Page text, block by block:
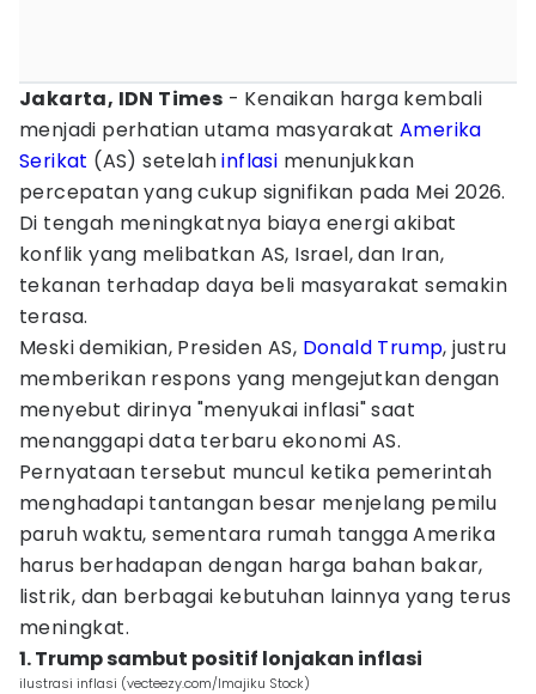
Jakarta, IDN Times - Kenaikan harga kembali
menjadi perhatian utama masyarakat Amerika
Serikat (AS) setelahinflasi menunjukkan
percepatan yang cukup signifikan pada Mei 2026.
Di tengah meningkatnya biaya energi akibat
konflik yang melibatkan AS, Israel, dan Iran,
tekanan terhadap daya beli masyarakat semakin
terasa.
Meski demikian, Presiden AS, Donald Trump, justru
memberikan respons yang mengejutkan dengan
menyebut dirinya "menyukai inflasi" saat
menanggapi data terbaru ekonomi AS.
Pernyataan tersebut muncul ketika pemerintah
menghadapi tantangan besar menjelang pemilu
paruh waktu, sementara rumah tangga Amerika
harus berhadapan dengan harga bahan bakar,
listrik, dan berbagai kebutuhan lainnya yang terus
meningkat.
1. Trump sambut positif lonjakan inflasi
ilustrasi inflasi (vecteezy.com/Imajiku Stock)